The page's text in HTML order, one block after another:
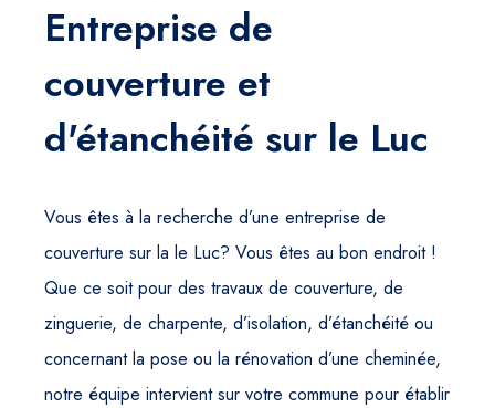
Entreprise de
couverture et
d'étanchéité sur le Luc
Vous êtes à la recherche d’une entreprise de
couverture sur la le Luc? Vous êtes au bon endroit !
Que ce soit pour des travaux de couverture, de
zinguerie, de charpente, d’isolation, d’étanchéité ou
concernant la pose ou la rénovation d’une cheminée,
notre équipe intervient sur votre commune pour établir